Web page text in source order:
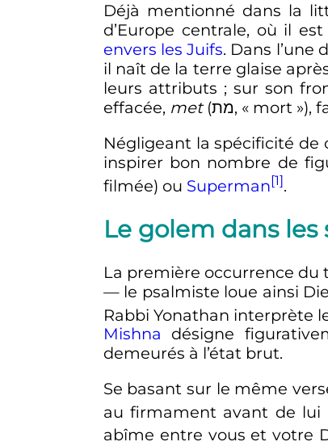
Déjà mentionné dans la
d’Europe centrale, où il
envers les Juifs. Dans l’une
il naît de la terre glaise
leurs attributs ; sur son
effacée, met (מת, « mort »),
Négligeant la spécificité
inspirer bon nombre de
filmée) ou Superman[1].
Le golem dans les
La première occurrence du
— le psalmiste loue ainsi
Rabbi Yonathan interprète
Mishna désigne
demeurés à l’état brut.
Se basant sur le même
au firmament avant de lui
abîme entre vous et votre